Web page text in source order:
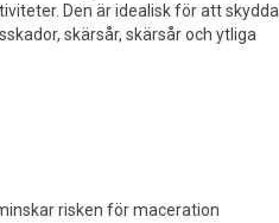
Den är idealisk för att skydda
skärsår, skärsår och ytliga
risken för maceration